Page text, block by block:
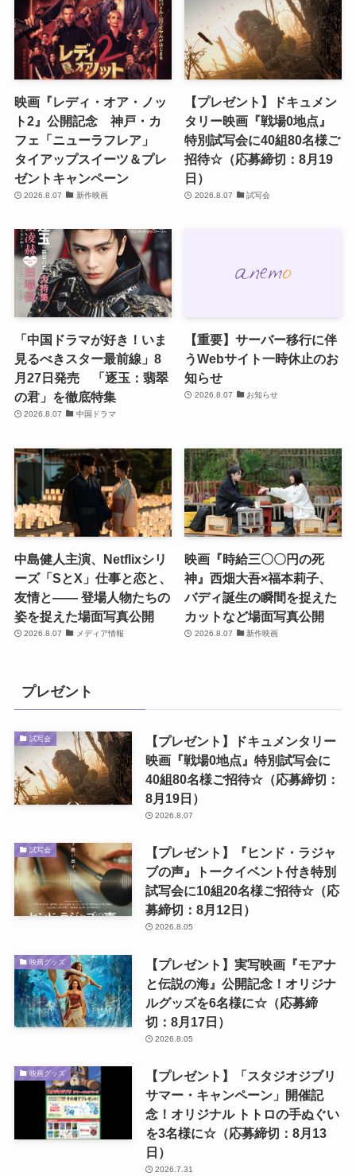
映画『レディ・オア・ノッ
ト2』公開記念 神戸・カ
フェ「ニューラフレア」
タイアップスイーツ＆プレ
ゼントキャンペーン
2026.8.07 新作映画
【プレゼント】ドキュメン
タリー映画『戦場0地点』
特別試写会に40組80名様ご
招待☆（応募締切：8月19
日）
2026.8.07 試写会
「中国ドラマが好き！いま
見るべきスター最前線」8
月27日発売 「逐玉：翡翠
の君」を徹底特集
2026.8.07 中国ドラマ
【重要】サーバー移行に伴
うWebサイト一時休止のお
知らせ
2026.8.07 お知らせ
中島健人主演、Netflixシリ
ーズ「SとX」仕事と恋と、
友情と―― 登場人物たちの
姿を捉えた場面写真公開
2026.8.07 メディア情報
映画『時給三〇〇円の死
神』西畑大吾×福本莉子、
バディ誕生の瞬間を捉えた
カットなど場面写真公開
2026.8.07 新作映画
プレゼント
試写会
【プレゼント】ドキュメンタリー
映画『戦場0地点』特別試写会に
40組80名様ご招待☆（応募締切：
8月19日）
2026.8.07
試写会
【プレゼント】『ヒンド・ラジャ
ブの声』トークイベント付き特別
試写会に10組20名様ご招待☆（応
募締切：8月12日）
2026.8.05
映画グッズ
【プレゼント】実写映画『モアナ
と伝説の海』公開記念！オリジナ
ルグッズを6名様に☆（応募締
切：8月17日）
2026.8.05
映画グッズ
【プレゼント】「スタジオジブリ
サマー・キャンペーン」開催記
念！オリジナル トトロの手ぬぐい
を3名様に☆（応募締切：8月13
日）
2026.7.31